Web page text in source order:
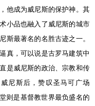
他成为威尼斯的保护神。其
小品也融入了威尼斯的城市
斯最著名的名胜古迹之一。
真，可以说是古罗马建筑中
是威尼斯的政治、宗教和传
尼斯后，赞叹圣马可广场
则是基督教世界最负盛名的